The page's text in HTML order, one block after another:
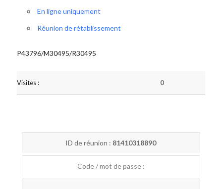
En ligne uniquement
Réunion de rétablissement
P43796/M30495/R30495
Visites : 0
ID de réunion : 81410318890
Code / mot de passe :